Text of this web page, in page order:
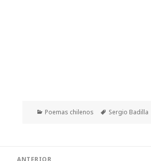
Categorías
Poemas chilenos Etiquetas
Sergio Badilla
ANTERIOR